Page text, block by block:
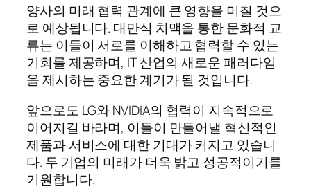
양사의 미래 협력 관계에 큰 영향을 미칠 것으
로 예상됩니다. 대만식 치맥을 통한 문화적 교
류는 이들이 서로를 이해하고 협력할 수 있는
기회를 제공하며, IT 산업의 새로운 패러다임
을 제시하는 중요한 계기가 될 것입니다.
앞으로도 LG와 NVIDIA의 협력이 지속적으로
이어지길 바라며, 이들이 만들어낼 혁신적인
제품과 서비스에 대한 기대가 커지고 있습니
다. 두 기업의 미래가 더욱 밝고 성공적이기를
기원합니다.